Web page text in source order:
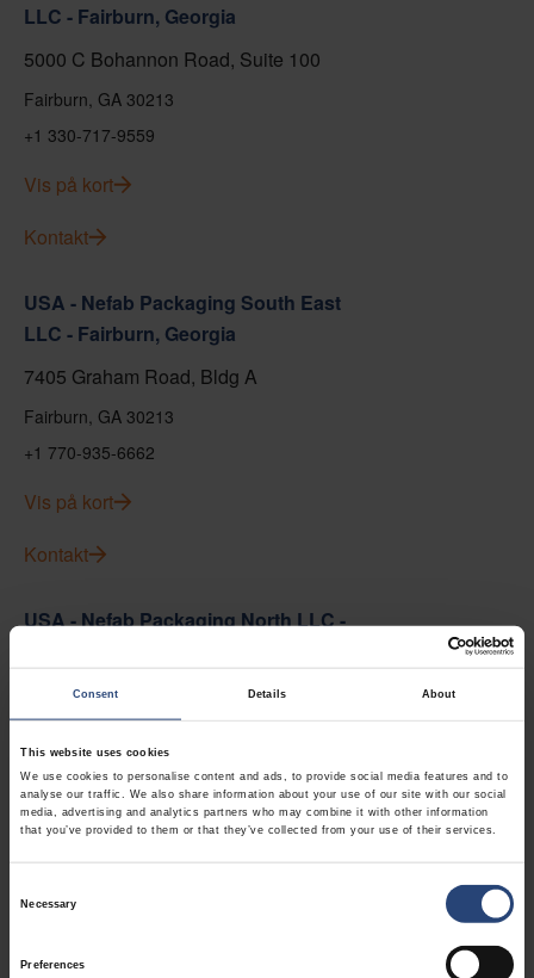
Consent Details About
This website uses cookies
We use cookies to personalise content and ads, to provide social media features and to
analyse our traffic. We also share information about your use of our site with our social
media, advertising and analytics partners who may combine it with other information
that you’ve provided to them or that they’ve collected from your use of their services.
Necessary
Preferences
LLC - Fairburn, Georgia
5000 C Bohannon Road, Suite 100
Fairburn, GA 30213
+1 330-717-9559
Vis på kort
Kontakt
USA - Nefab Packaging South East
LLC - Fairburn, Georgia
7405 Graham Road, Bldg A
Fairburn, GA 30213
+1 770-935-6662
Vis på kort
Kontakt
USA - Nefab Packaging North LLC -
1539 Hunter Rd
+1 630-451-5345 x50103
Vis på kort
Kontakt
Massachusetts